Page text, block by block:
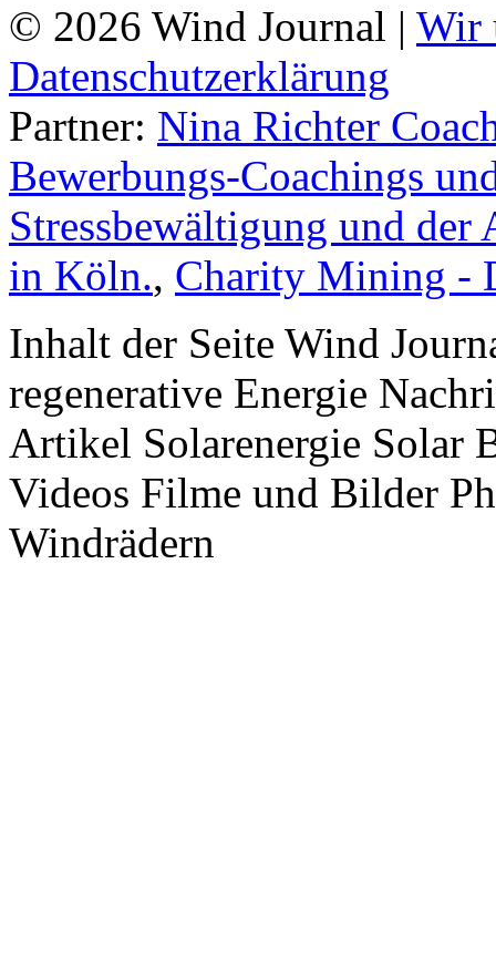
© 2026 Wind Journal | Wir
Datenschutzerklärung
Partner: Nina Richter
Bewerbungs-Coachings
Stressbewältigung und
in Köln., Charity Mining -
Inhalt der Seite Wind
regenerative Energie
Artikel Solarenergie Solar
Videos Filme und Bilder
Windrädern